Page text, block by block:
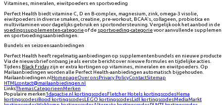
Vitamines, mineralen, eiwitpoeders en sportvoeding
Perfect Health biedt vitamine C, D en B-complex, magnesium, zink, omega-3 visolie,
eiwitpoeders in diverse smaken, creatine, pre-workout, BCAA's, collageen, probiotica en
multivitaminen voor dagelijks gebruik en sportondersteuning. Vergelijk ook het aanbod in de
voedingssupplementen-categorieof de sportvoeding-categorievoor aanvullende
en sportvoedingsaanbiedingen.
Bundels en seizoensaanbiedingen
Perfect Health heeft regelmatig aanbiedingen op supplementenbundels en nieuwe
Via de nieuwsbrief ontvang je als eerste bericht over nieuwe formules en tijdelijke acties.
Tijdens Black Fridayzijn er extra kortingen op vitamines, mineralen en eiwitpoeders. Op
Mailaanbiedingen worden alle Perfect Health-aanbiedingen automatisch bijgehouden.
Mailaanbiedingen.nlHomepageOver onsPrivacy PolicyContactSitemap
HTML contact@mailaanbiedingen.nl
LinksThemasCategorieenMerken
Populaire merken1dagactie.nl kortingscodesFletcher Hotels kortingscodesHema
kortingscodesiBood kortingscodesLEGO kortingscodesLidl kortingscodesMediaMarkt